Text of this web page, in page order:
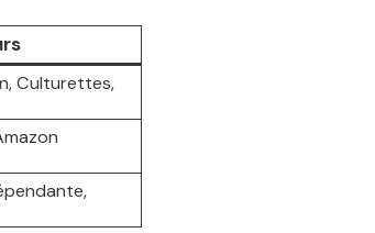
Culturettes,